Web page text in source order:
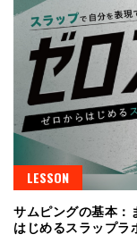
LESSON
サムピングの基本：
はじめるスラップラ